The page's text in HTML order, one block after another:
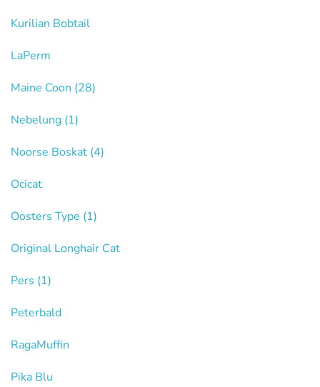
Kurilian Bobtail
LaPerm
Maine Coon (28)
Nebelung (1)
Noorse Boskat (4)
Ocicat
Oosters Type (1)
Original Longhair Cat
Pers (1)
Peterbald
RagaMuffin
Pika Blu